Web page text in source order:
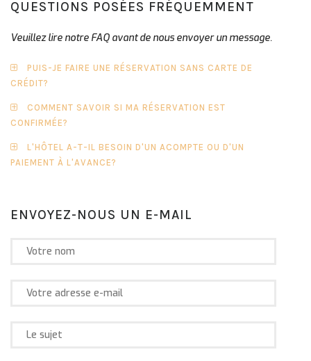
QUESTIONS POSÉES FRÉQUEMMENT
Veuillez lire notre FAQ avant de nous envoyer un message.
PUIS-JE FAIRE UNE RÉSERVATION SANS CARTE DE
CRÉDIT?
COMMENT SAVOIR SI MA RÉSERVATION EST
CONFIRMÉE?
L'HÔTEL A-T-IL BESOIN D'UN ACOMPTE OU D'UN
PAIEMENT À L'AVANCE?
ENVOYEZ-NOUS UN E-MAIL